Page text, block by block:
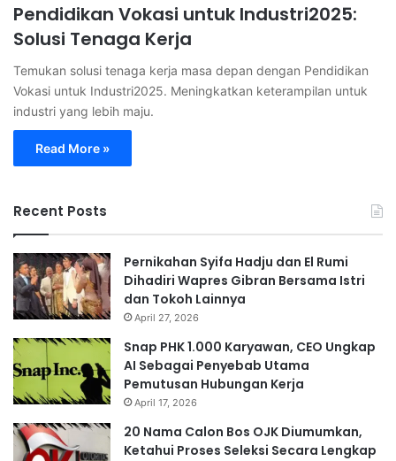
Pendidikan Vokasi untuk Industri2025:
Solusi Tenaga Kerja
Temukan solusi tenaga kerja masa depan dengan Pendidikan
Vokasi untuk Industri2025. Meningkatkan keterampilan untuk
industri yang lebih maju.
Read More »
Recent Posts
Pernikahan Syifa Hadju dan El Rumi
Dihadiri Wapres Gibran Bersama Istri
dan Tokoh Lainnya
April 27, 2026
Snap PHK 1.000 Karyawan, CEO Ungkap
AI Sebagai Penyebab Utama
Pemutusan Hubungan Kerja
April 17, 2026
20 Nama Calon Bos OJK Diumumkan,
Ketahui Proses Seleksi Secara Lengkap